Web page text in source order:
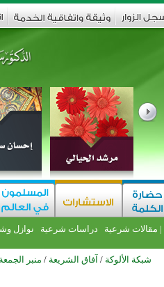
| مقالات شرعية دراسات شرعية نوازل
شبكة الألوكة / آفاق الشريعة / منبر الجمعة